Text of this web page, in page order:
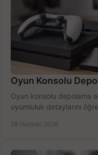
Oyun Konsolu
Oyun konsolu depolama
uyumluluk detaylarını
28 Haziran 2026